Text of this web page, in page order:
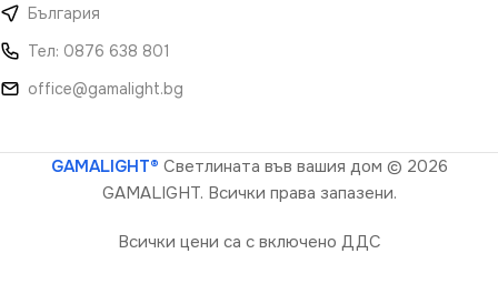
България
Тел: 0876 638 801
office@gamalight.bg
GAMALIGHT® Светлината във вашия дом © 2026
GAMALIGHT. Всички права запазени.
Всички цени са с включено ДДС